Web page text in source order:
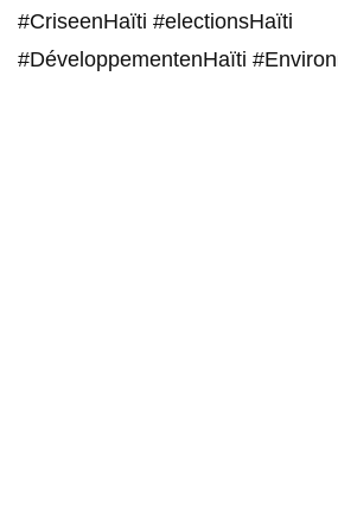
#CriseenHaïti #electionsHaïti
#DéveloppementenHaïti